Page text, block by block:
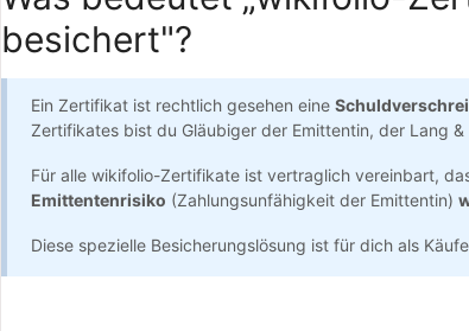
besichert"?
Ein Zertifikat ist rechtlich gesehen eine
Zertifikates bist du Gläubiger der Emittentin, der Lang
Für alle wikifolio-Zertifikate ist vertraglich vereinbart,
Emittentenrisiko (Zahlungsunfähigkeit der Emittentin)
Diese spezielle Besicherungslösung ist für dich als